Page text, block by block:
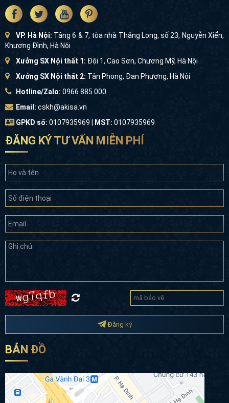
VP. Hà Nội: Tầng 6 & 7, tòa nhà Thăng Long, số 23, Nguyễn Xiển,
Khương Đình, Hà Nội
Xưởng SX Nội thất 1: Đội 1, Cao Sơn, Chương Mỹ, Hà Nội
Xưởng SX Nội thất 2: Tân Phong, Đan Phượng, Hà Nội
Hotline/Zalo: 0966 885 000
Email: cskh@akisa.vn
GPKD số: 0107935969 | MST: 0107935969
ĐĂNG KÝ TƯ VẤN MIỄN PHÍ
Đăng ký
BẢN ĐỒ